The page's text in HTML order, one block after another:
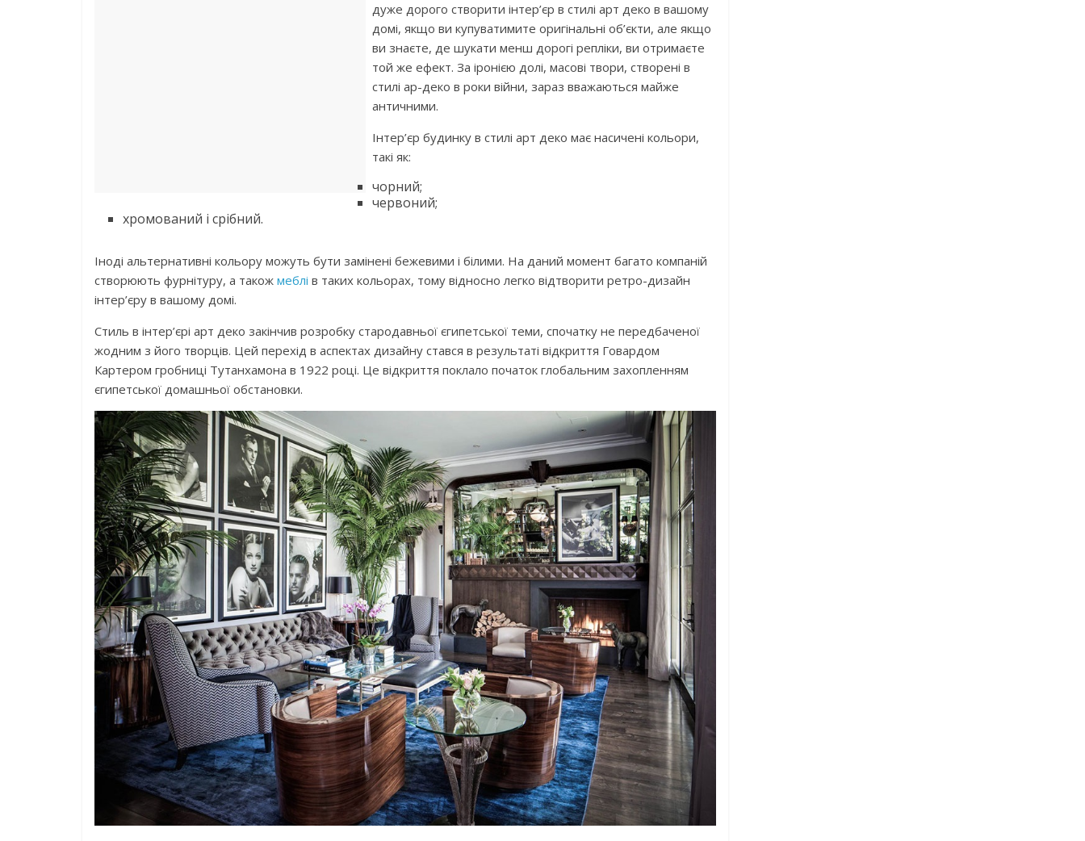
дуже дорого створити інтер’єр в стилі арт деко в вашому
домі, якщо ви купуватимите оригінальні об’єкти, але якщо
ви знаєте, де шукати менш дорогі репліки, ви отримаєте
той же ефект. За іронією долі, масові твори, створені в
стилі ар-деко в роки війни, зараз вважаються майже
античними.
Інтер’єр будинку в стилі арт деко має насичені кольори,
такі як:
чорний;
червоний;
хромований і срібний.
Іноді альтернативні кольору можуть бути замінені бежевими і білими. На даний момент багато компаній
створюють фурнітуру, а також меблі в таких кольорах, тому відносно легко відтворити ретро-дизайн
інтер’єру в вашому домі.
Стиль в інтер’єрі арт деко закінчив розробку стародавньої єгипетської теми, спочатку не передбаченої
жодним з його творців. Цей перехід в аспектах дизайну стався в результаті відкриття Говардом
Картером гробниці Тутанхамона в 1922 році. Це відкриття поклало початок глобальним захопленням
єгипетської домашньої обстановки.